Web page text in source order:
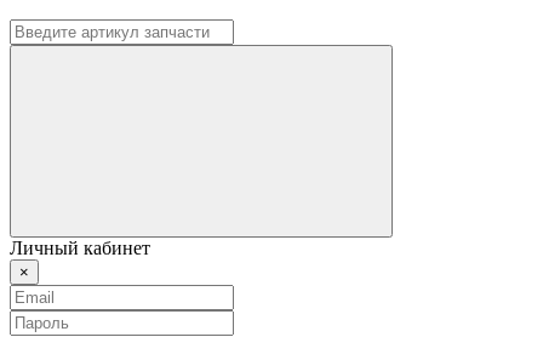
Личный кабинет
×